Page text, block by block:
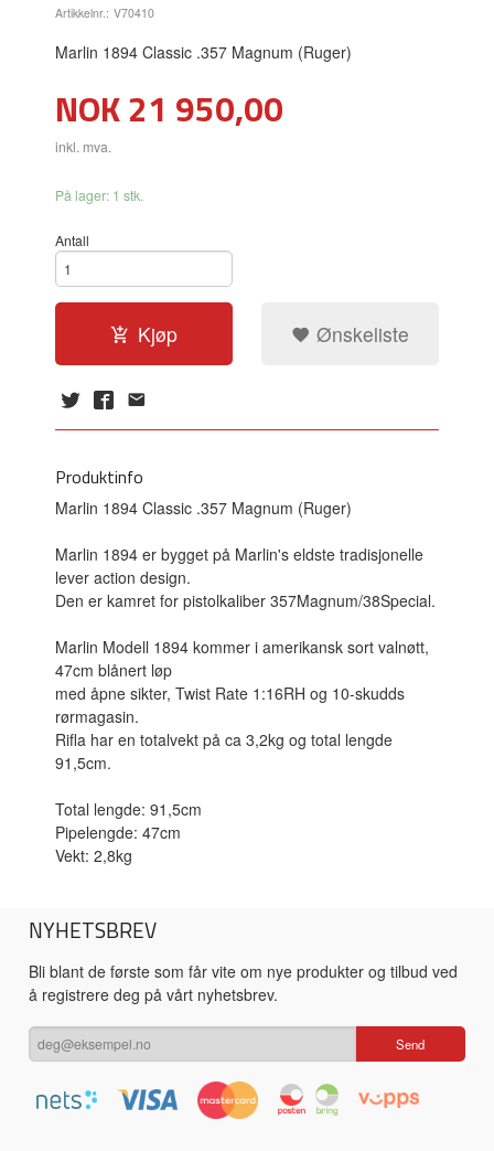
Artikkelnr.: V70410
Marlin 1894 Classic .357 Magnum (Ruger)
Pris
NOK21 950,00
inkl. mva.
På lager: 1 stk.
Antall
Kjøp Ønskeliste
Produktinfo
Marlin 1894 Classic .357 Magnum (Ruger)
Marlin 1894 er bygget på Marlin's eldste tradisjonelle
lever action design.
Den er kamret for pistolkaliber 357Magnum/38Special.
Marlin Modell 1894 kommer i amerikansk sort valnøtt,
47cm blånert løp
med åpne sikter, Twist Rate 1:16RH og 10-skudds
rørmagasin.
Rifla har en totalvekt på ca 3,2kg og total lengde
91,5cm.
Total lengde: 91,5cm
Pipelengde: 47cm
Vekt: 2,8kg
NYHETSBREV
Bli blant de første som får vite om nye produkter og tilbud ved
å registrere deg på vårt nyhetsbrev.